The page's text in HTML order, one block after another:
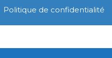
Politique de confidentialité